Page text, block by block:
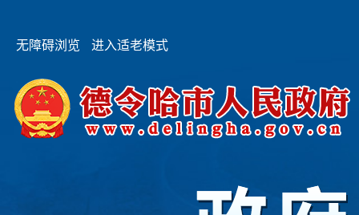
无障碍浏览 进入适老模式